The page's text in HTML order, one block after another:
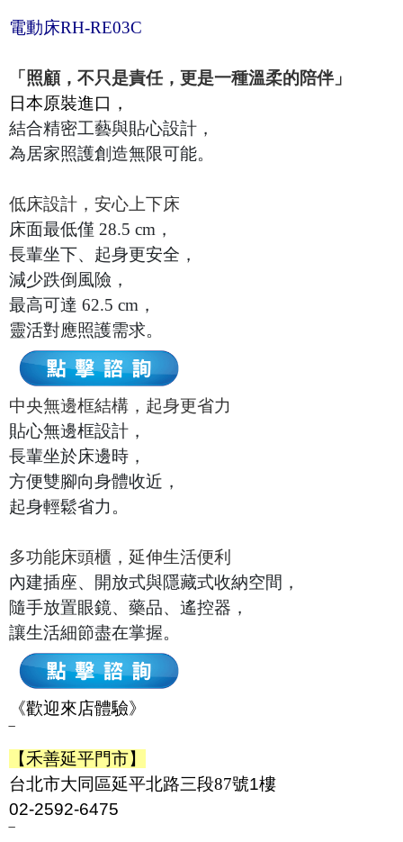
電動床RH-RE03C
「照顧，不只是責任，更是一種溫柔的陪伴」
日本原裝進口，
結合精密工藝與貼心設計，
為居家照護創造無限可能。
低床設計，安心上下床
床面最低僅 28.5 cm，
長輩坐下、起身更安全，
減少跌倒風險，
最高可達 62.5 cm，
靈活對應照護需求。
中央無邊框結構，起身更省力
貼心無邊框設計，
長輩坐於床邊時，
方便雙腳向身體收近，
起身輕鬆省力。
多功能床頭櫃，延伸生活便利
內建插座、開放式與隱藏式收納空間，
隨手放置眼鏡、藥品、遙控器，
讓生活細節盡在掌握。
《歡迎來店體驗》
【禾善延平門市】
台北市大同區延平北路三段87號1樓
02-2592-6475